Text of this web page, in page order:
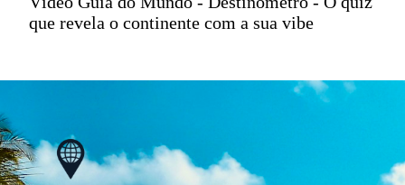
que revela o continente com a sua vibe